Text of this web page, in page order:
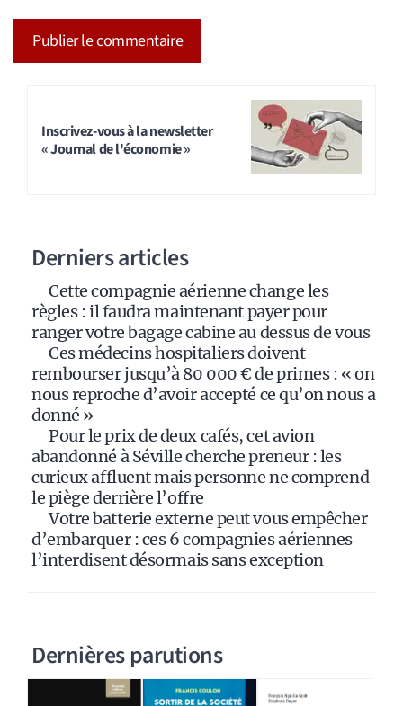
Inscrivez-vous à la newsletter
« Journal de l'économie »
Derniers articles
Cette compagnie aérienne change les
règles : il faudra maintenant payer pour
ranger votre bagage cabine au dessus de vous
Ces médecins hospitaliers doivent
rembourser jusqu’à 80 000 € de primes : « on
nous reproche d’avoir accepté ce qu’on nous a
donné »
Pour le prix de deux cafés, cet avion
abandonné à Séville cherche preneur : les
curieux affluent mais personne ne comprend
le piège derrière l’offre
Votre batterie externe peut vous empêcher
d’embarquer : ces 6 compagnies aériennes
l’interdisent désormais sans exception
Dernières parutions